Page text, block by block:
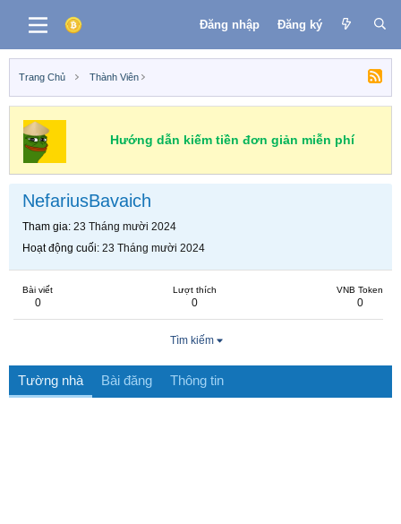
Đăng nhập Đăng ký
Trang Chủ Thành Viên
Hướng dẫn kiếm tiền đơn giản miễn phí
NefariusBavaich
Tham gia 23 Tháng mười 2024
Hoạt động cuối 23 Tháng mười 2024
Bài viết
0
Lượt thích
0
VNB Token
0
Tìm kiếm
Tường nhà Bài đăng Thông tin